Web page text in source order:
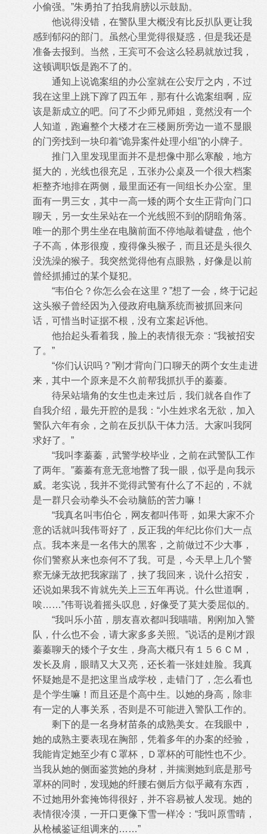
小偷强。”朱勇拍了拍我肩膀以示鼓励。
他说得没错，在警队里大概没有比反扒队更让我
感到郁闷的部门。虽然心里觉得很疑惑，但是我还是
准备去报到。当然，王宾可不会这么轻易就放过我，
这顿调职饭是跑不了的。
通知上说诡案组的办公室就在公安厅之内，不过
我在这里上跳下蹿了四五年，那有什么诡案组啊，应
该是新成立的吧。问了不少师兄师姐 ，竟然没有一个
人知道，跑遍整个大楼才在三楼厕所旁边一道不显眼
的门旁找到一块印着“诡异案件处理小组”的小牌子。
推门入里发现里面并不是想像中那么寒酸，地方
挺大的，光线也很充足，五张办公桌及一个很大档案
柜整齐地排在两侧，最里面还有一间组长办公室。里
面有一男三女，其中一高一矮的两个女生正背向门口
聊天，另一女生呆站在一个光线照不到的阴暗角落。
唯一的那个男生坐在电脑前面不停地敲着键盘，他个
子不高，体形很瘦，瘦得像头猴子，而且还是头很久
没洗澡的猴子。我突然觉得他有点眼熟，好像是以前
曾经抓捕过的某个疑犯。
“韦伯仑？你怎么会在这里？”想了一会，终于记起
这头猴子曾经因为入侵政府电脑系统而被抓回来问
话，可惜当时证据不根，没有立案起诉他。
他抬起头看着我，脸上的表情很无奈：“我被招安
了。”
“你们认识吗？”刚才背向门口聊天的两个女生走进
来，其中一个原来是不久前帮我抓扒手的蓁蓁。
待呆站墙角的女生也走来过后，我们就各自作了
自我介绍，最先开腔的是我：“小生姓求名无欲，加入
警队六年有余，之前在反扒队干体力活。大家叫我阿
求好了。”
“我叫李蓁蓁，武警学校毕业，之前在武警队工作
了两年。”蓁蓁有意无意地瞥了我一眼，似乎是向我示
威。老实说，我并不觉得武警有什么了不起的，不就
是一群只会动拳头不会动脑筋的苦力嘛！
“我真名叫韦伯仑，网友都叫伟哥，如果大家不介
意的话就叫我伟哥好了，反正我的年纪比你们大一点
点。我本来是一名伟大的黑客，之前做过不少大事，
你们警察从来也奈何不了我。可是，今天早上几个警
察无缘无故把我家踹了，挟了我回来，说什么招安，
还说如果我不肯就先关上三五年再说。什么世道啊，
唉……”伟哥说着摇头叹息，好像受了莫大委屈似的。
“我叫乐小苗，朋友喜欢都叫我喵喵。刚刚加入警
队，什么也不会，请大家多多关照。”说话的是刚才跟
蓁蓁聊天的矮个子女生，身高大概只有１５６ＣＭ，
发长及肩，眼睛又大又亮，还长着一张娃娃脸。我真
怀疑她是不是把这里当成学校，走错门了，怎么看也
是个学生嘛！而 且还是个高中生。以她的身高，除非
有一定的人事关系，否则是不可能进入警队工作的。
剩下的是一名身材苗条的成熟美女。在我眼中，
她的成熟主要表现在胸部，凭着多年的办案的经验，
我能肯定她至少有Ｃ罩杯，Ｄ罩杯的可能性也不少。
当我从她的侧面鉴赏她的身材，并揣测她到底是那号
罩杯的同时，发现她的纤腰右侧后方似乎藏有东西，
不过她用外套掩饰得很好，并不容易被人发现。她的
表情很冷漠，一开口更像下雪一样冷：“我叫原雪晴，
从枪械鉴证组调来的……”